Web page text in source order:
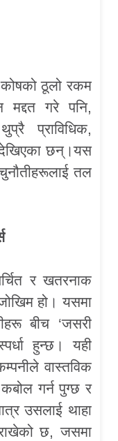
ठूलो रकम
मद्दत गरे पनि,
प्राविधिक,
देखिएका छन्।यस
चुनौतीहरूलाई तल
र खतरनाक
हो। यसमा
बीच ‘जसरी
हुन्छ। यही
वास्तविक
गर्न पुग्छ र
उसलाई थाहा
छ, जसमा